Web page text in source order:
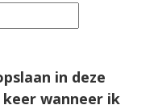
in deze
wanneer ik